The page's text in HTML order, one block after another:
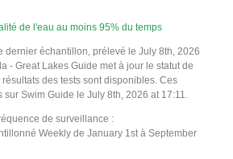
de l'eau au moins 95% du temps
dernier échantillon, prélevé le July 8th, 2026
- Great Lakes Guide met à jour le statut de
des tests sont disponibles. Ces
Swim Guide le July 8th, 2026 at 17:11.
de surveillance :
Weekly de January 1st à September